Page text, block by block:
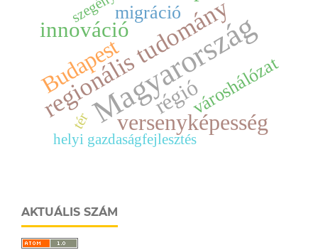
Magyarország
regionális tudomány
versenyképesség
Budapest
innováció
régióvároshálózat
migráció
helyi gazdaságfejlesztés
tér
AKTUÁLIS SZÁM